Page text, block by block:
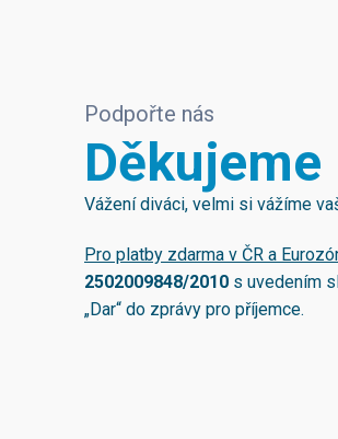
Podpořte nás
Děkujeme
Vážení diváci, velmi si vážíme
Pro platby zdarma v ČR a
2502009848/2010 s uvedením
„Dar“ do zprávy pro příjemce.